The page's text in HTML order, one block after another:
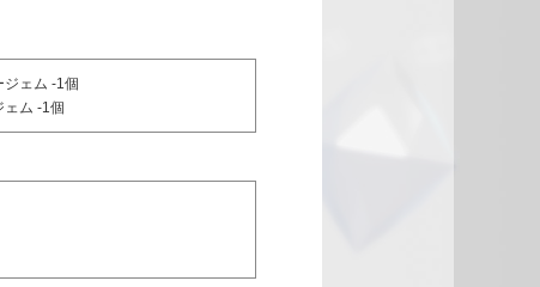
ェム -1個
ム -1個